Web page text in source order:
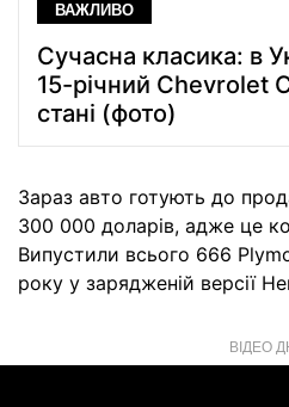
ВАЖЛИВО
Сучасна класика: в
15-річний Chevrolet
стані (фото)
Зараз авто готують до
300 000 доларів, адже це
Випустили всього 666
року у зарядженій версії
ВІДЕО